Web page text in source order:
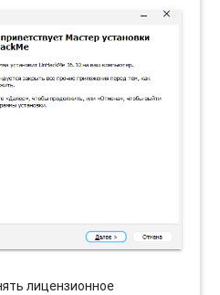
лицензионное